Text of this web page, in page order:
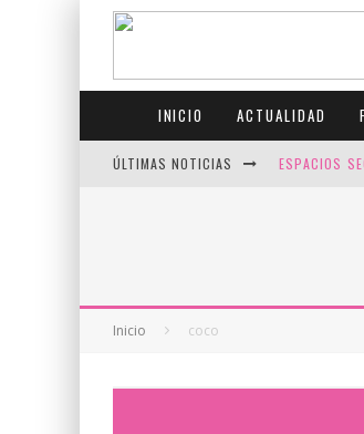
INICIO ACTUALIDAD
ÚLTIMAS NOTICIAS ESPACIOS
CANADÁ
Inicio coco